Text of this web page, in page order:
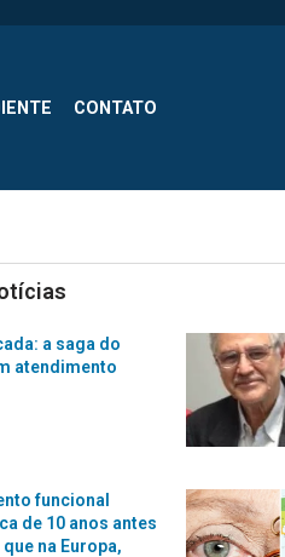
CONTATO
a saga do
atendimento
funcional
de 10 anos antes
na Europa,